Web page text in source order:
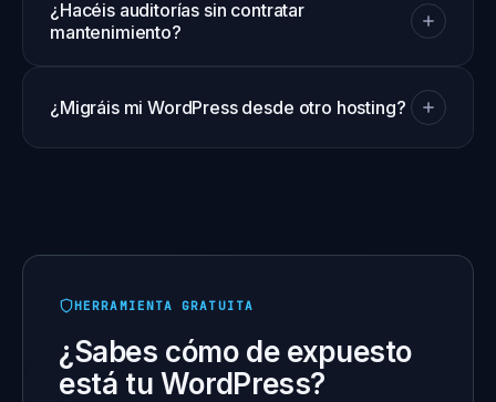
incidencias de seguridad sin coste adicional
siempre que el sitio estuviera bajo
vector de entrada y reforzamos.
¿Hacéis auditorías sin contratar
mantenimiento?
puntuales (sin contratar plan continuado). Te
entregamos un informe detallado y, si decides
hacer las mejoras tú o con tu equipo, sin
¿Migráis mi WordPress desde otro hosting?
HERRAMIENTA GRATUITA
¿Sabes cómo de expuesto
está tu WordPress?